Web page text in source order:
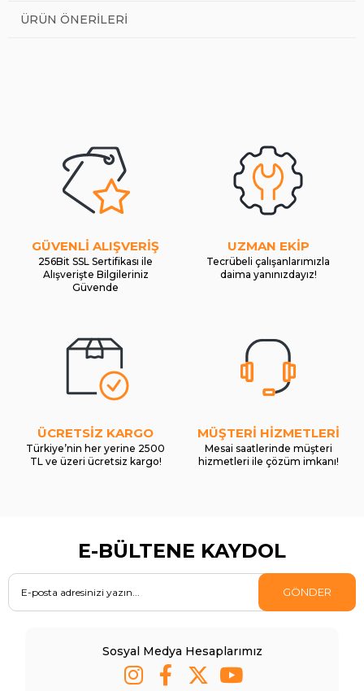
ÜRÜN ÖNERILERI
GÜVENLİ ALIŞVERİŞ
256Bit SSL Sertifikası ile
Alışverişte Bilgileriniz
Güvende
UZMAN EKİP
Tecrübeli çalışanlarımızla
daima yanınızdayız!
ÜCRETSİZ KARGO
Türkiye’nin her yerine 2500
TL ve üzeri ücretsiz kargo!
MÜŞTERİ HİZMETLERİ
Mesai saatlerinde müşteri
hizmetleri ile çözüm imkanı!
E-BÜLTENE KAYDOL
GÖNDER
Sosyal Medya Hesaplarımız